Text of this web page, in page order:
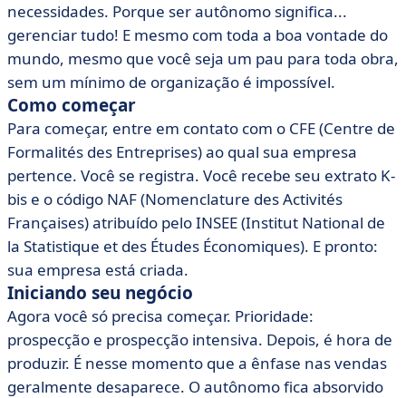
necessidades. Porque ser autônomo significa...
gerenciar tudo! E mesmo com toda a boa vontade do
mundo, mesmo que você seja um pau para toda obra,
sem um mínimo de organização é impossível.
Como começar
Para começar, entre em contato com o CFE (Centre de
Formalités des Entreprises) ao qual sua empresa
pertence. Você se registra. Você recebe seu extrato K-
bis e o código NAF (Nomenclature des Activités
Françaises) atribuído pelo INSEE (Institut National de
la Statistique et des Études Économiques). E pronto:
sua empresa está criada.
Iniciando seu negócio
Agora você só precisa começar. Prioridade:
prospecção e prospecção intensiva. Depois, é hora de
produzir. É nesse momento que a ênfase nas vendas
geralmente desaparece. O autônomo fica absorvido